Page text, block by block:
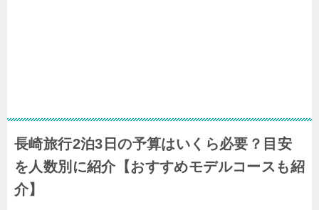
長崎旅行2泊3日の予算はいくら必要？目安
を人数別に紹介【おすすめモデルコースも紹
介】